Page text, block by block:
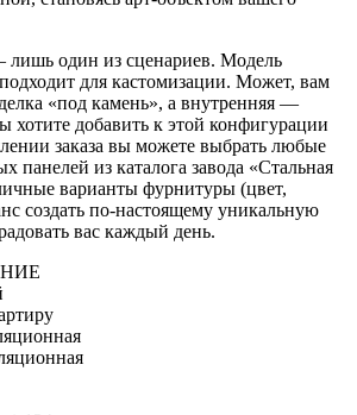
лишь один из сценариев. Модель
для кастомизации. Может, вам
«под камень», а внутренняя —
хотите добавить к этой конфигурации
заказа вы можете выбрать любые
панелей из каталога завода «Стальная
варианты фурнитуры (цвет,
создать по-настоящему уникальную
вас каждый день.